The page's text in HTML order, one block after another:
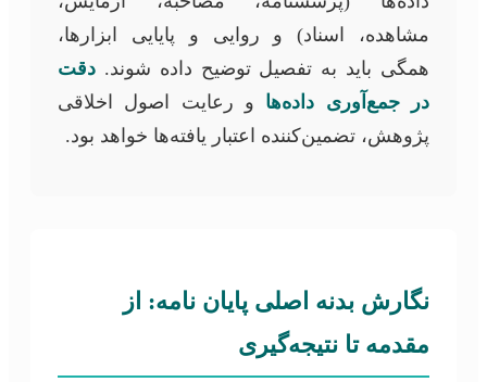
مشاهده، اسناد) و روایی و پایایی ابزارها،
همگی باید به تفصیل توضیح داده شوند. دقت
در جمع‌آوری داده‌ها و رعایت اصول اخلاقی
پژوهش، تضمین‌کننده اعتبار یافته‌ها خواهد بود.
نگارش بدنه اصلی پایان نامه: از
مقدمه تا نتیجه‌گیری